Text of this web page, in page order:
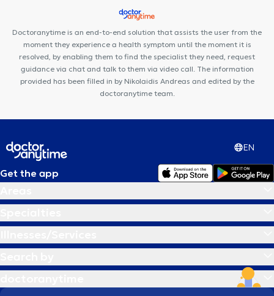
Doctoranytime is an end-to-end solution that assists the user from the
moment they experience a health symptom until the moment it is
resolved, by enabling them to find the specialist they need, request
guidance via chat and talk to them via video call. The information
provided has been filled in by Nikolaidis Andreas and edited by the
doctoranytime team.
EN
Get the app